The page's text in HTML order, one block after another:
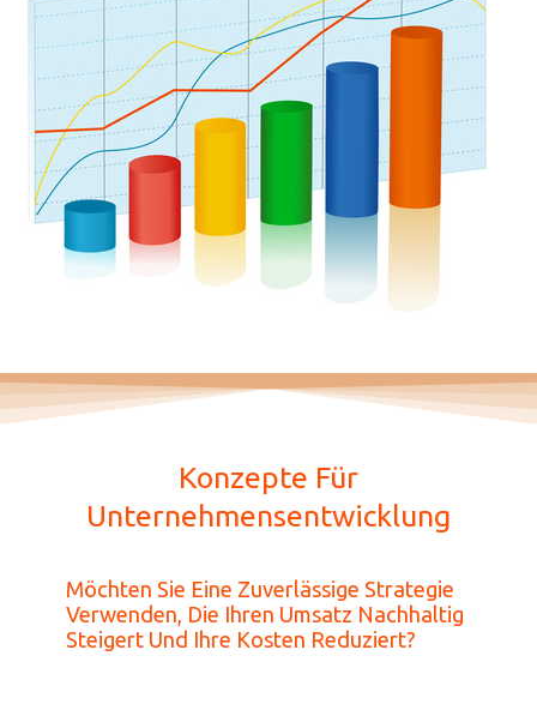
Konzepte Für
Unternehmensentwicklung
Möchten Sie Eine Zuverlässige Strategie
Verwenden, Die Ihren Umsatz Nachhaltig
Steigert Und Ihre Kosten Reduziert?